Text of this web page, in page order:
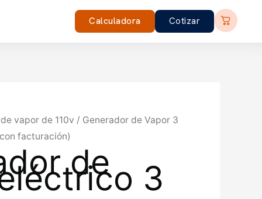
Calculadora Cotizar
vapor de 110v / Generador de Vapor 3
facturación)
de 3